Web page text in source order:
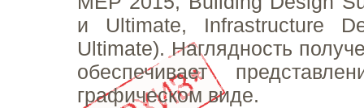
и Ultimate, Infrastructure
Ultimate). Наглядность
обеспечивает
графическом виде.